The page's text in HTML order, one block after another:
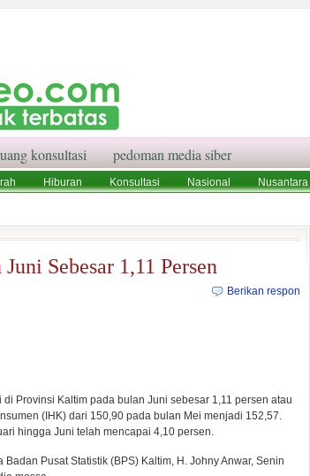
konsultasi pedoman media siber
Hiburan Konsultasi Nasional Nusantara
Sebesar 1,11 Persen
Berikan respon
Provinsi Kaltim pada bulan Juni sebesar 1,11 persen atau
(IHK) dari 150,90 pada bulan Mei menjadi 152,57.
hingga Juni telah mencapai 4,10 persen.
Pusat Statistik (BPS) Kaltim, H. Johny Anwar, Senin